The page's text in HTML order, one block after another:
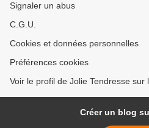
Signaler un abus
C.G.U.
Cookies et données personnelles
Préférences cookies
Voir le profil de Jolie Tendresse sur
Créer un blog